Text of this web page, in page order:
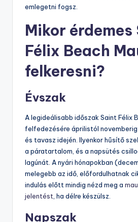
emlegetni fogsz.
Mikor érdemes
Félix Beach
felkeresni?
Évszak
A legideálisabb időszak Saint Félix
felfedezésére áprilistól
és tavasz idején. Ilyenkor hűsítő
a páratartalom, és a napsütés
lagúnát. A nyári hónapokban
melegebb az idő, előfordulhatnak
indulás előtt mindig nézd meg a
jelentést , ha délre készülsz.
Napszak